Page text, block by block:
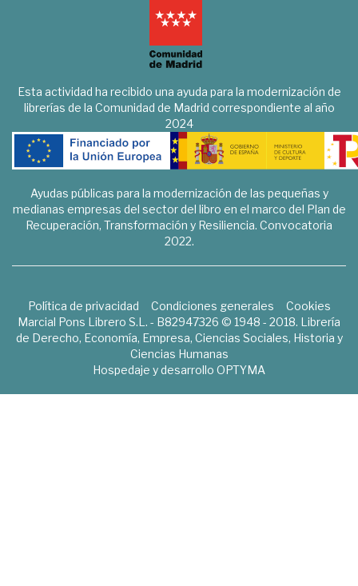
Esta actividad ha recibido una ayuda para la modernización de
librerías de la Comunidad de Madrid correspondiente al año
2024
Ayudas públicas para la modernización de las pequeñas y
medianas empresas del sector del libro en el marco del Plan de
Recuperación, Transformación y Resiliencia. Convocatoria
2022.
Política de privacidad Condiciones generales
Cookies
Marcial Pons Librero S.L. - B82947326 © 1948 - 2018. Librería
de Derecho, Economía, Empresa, Ciencias Sociales, Historia y
Ciencias Humanas
Hospedaje y desarrollo OPTYMA